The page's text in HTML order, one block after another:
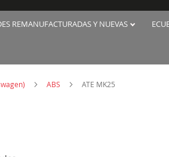
REMANUFACTURADAS Y NUEVAS
ABS ATE MK25